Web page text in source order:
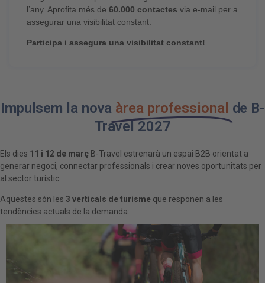
l’any. Aprofita més de 60.000 contactes via e-mail per a
assegurar una visibilitat constant.
Participa i assegura una visibilitat constant!
Impulsem la nova àrea professional de B-
Travel 2027
Els dies 11 i 12 de març B-Travel estrenarà un espai B2B orientat a
generar negoci, connectar professionals i crear noves oportunitats per
al sector turístic.
Aquestes són les 3 verticals de turisme que responen a les
tendències actuals de la demanda: